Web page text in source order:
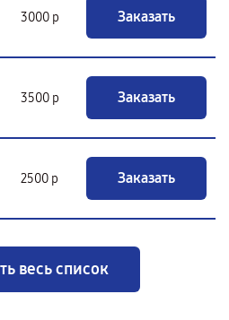
3000 р Заказать
3500 р Заказать
2500 р Заказать
весь список